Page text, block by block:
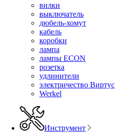
вилки
выключатель
дюбель-хомут
кабель
коробки
лампа
лампы ECON
розетка
удлинители
электричество Виртус
Werkel
Инструмент